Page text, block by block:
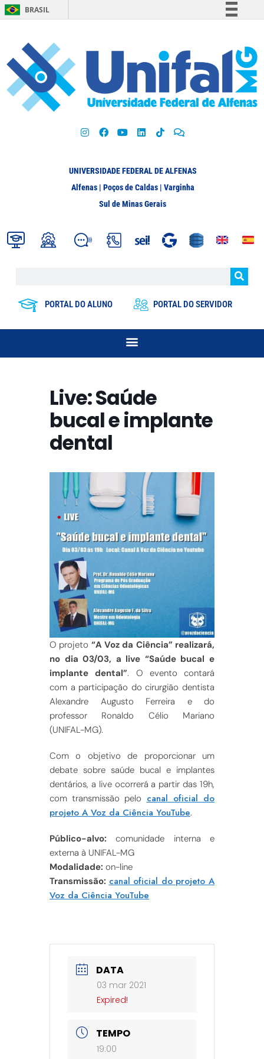
BRASIL
Participe
Acesso à informação
Legislação
UNIVERSIDADE FEDERAL DE ALFENAS
Alfenas | Poços de Caldas | Varginha
Sul de Minas Gerais
PORTAL DO ALUNO PORTAL DO SERVIDOR
Live: Saúde
bucal e implante
dental
O projeto “A Voz da Ciência” realizará,
no dia 03/03, a live “Saúde bucal e
implante dental”. O evento contará
com a participação do cirurgião dentista
Alexandre Augusto Ferreira e do
professor Ronaldo Célio Mariano
(UNIFAL-MG).
Com o objetivo de proporcionar um
debate sobre saúde bucal e implantes
dentários, a live ocorrerá a partir das 19h,
com transmissão pelo canal oficial do
projeto A Voz da Ciência YouTube.
Público-alvo: comunidade interna e
externa à UNIFAL-MG
Modalidade: on-line
Transmissão: canal oficial do projeto A
Voz da Ciência YouTube
DATA
03 mar 2021
Expired!
TEMPO
19:00